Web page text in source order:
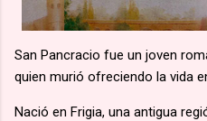
San Pancracio fue un joven
quien murió ofreciendo la vida
Nació en Frigia, una antigua